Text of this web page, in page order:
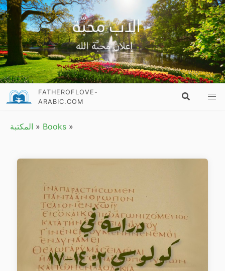
FATHEROFLOVE-
ARABIC.COM
المكتبة » Books »